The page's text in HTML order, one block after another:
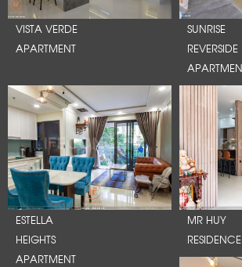
VISTA VERDE
APARTMENT
SUNRISE
REVERSIDE
ESTELLA
HEIGHTS
APARTMENT
MR HUY
RESIDENCE